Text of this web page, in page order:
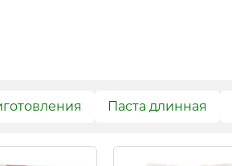
Паста длинная